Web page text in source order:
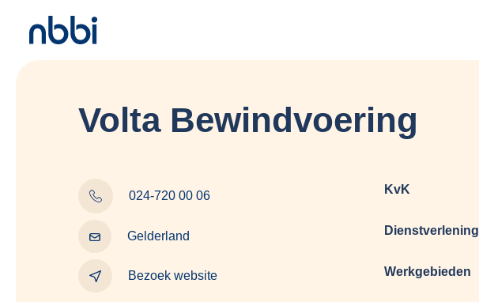
Volta Bewindvoering
024-720 00 06
Gelderland
Bezoek website
KvK
Dienstverlening
Werkgebieden